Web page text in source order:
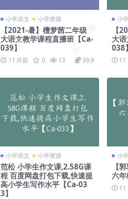
❅ ❅
❅
小学语文 小学资源
【2021-暑】檀梦茜二年级
大语文教学课程直播班【Ca-
039】
11 月前 0 13 39.9
小
【
大
038】
11
小学语文 小学资源
范松 小学生作文课,2.58G课
程 百度网盘打包下载,快速提
高小学生写作水平【Ca-03
3】
小
【
六年
11